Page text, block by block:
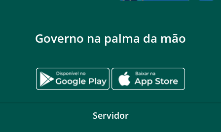
Governo na palma da mão
Servidor